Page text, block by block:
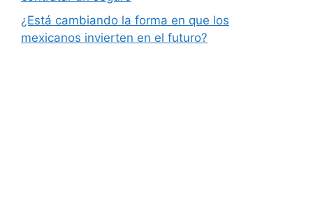
¿Está cambiando la forma en que los
mexicanos invierten en el futuro?